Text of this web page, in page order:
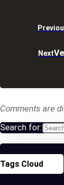
Next
Comments are
Search for:
Tags Cloud